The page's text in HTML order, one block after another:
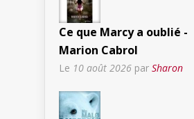
Ce que Marcy a oublié -
Marion Cabrol
Le 10 août 2026 par Sharon